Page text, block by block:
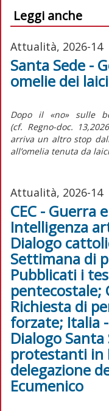
Leggi anche
Attualità, 2026-14
Santa Sede -
omelie dei laici
Dopo il «no» sulle
(cf. Regno-doc.
arriva un altro stop
all’omelia tenuta da
Attualità, 2026-14
CEC - Guerra
Intelligenza
Dialogo
Settimana di
Pubblicati i
pentecostale;
Richiesta di
forzate; Italia
Dialogo Santa
protestanti in
delegazione
Ecumenico